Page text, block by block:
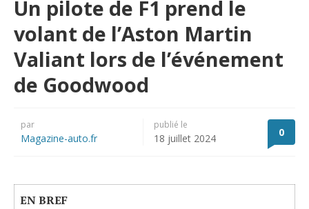
Un pilote de F1 prend le
volant de l’Aston Martin
Valiant lors de l’événement
de Goodwood
par
Magazine-auto.fr
publié le
18 juillet 2024 0
EN BREF